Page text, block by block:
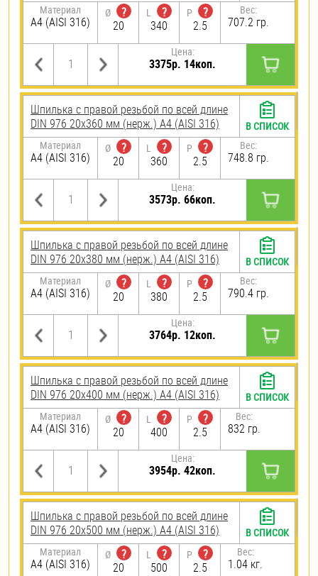
Материал
A4 (AISI 316)
Ø
?
20
L
?
340
P
?
2.5
Вес:
707.2 гр.
Цена:
3375р. 14коп.
Шпилька с правой резьбой по всей длине
DIN 976 20х360 мм (нерж.) A4 (AISI 316)
Материал
A4 (AISI 316)
Ø
?
20
L
?
360
P
?
2.5
Вес:
748.8 гр.
Цена:
3573р. 66коп.
В СПИСОК
Шпилька с правой резьбой по всей длине
DIN 976 20х380 мм (нерж.) A4 (AISI 316)
Материал
A4 (AISI 316)
Ø
?
20
L
?
380
P
?
2.5
Вес:
790.4 гр.
Цена:
3764р. 12коп.
В СПИСОК
Шпилька с правой резьбой по всей длине
DIN 976 20х400 мм (нерж.) A4 (AISI 316)
Материал
A4 (AISI 316)
Ø
?
20
L
?
400
P
?
2.5
Вес:
832 гр.
Цена:
3954р. 42коп.
В СПИСОК
Шпилька с правой резьбой по всей длине
DIN 976 20х500 мм (нерж.) A4 (AISI 316)
Материал
A4 (AISI 316)
Ø
?
20
L
?
500
P
?
2.5
Вес:
1.04 кг.
В СПИСОК